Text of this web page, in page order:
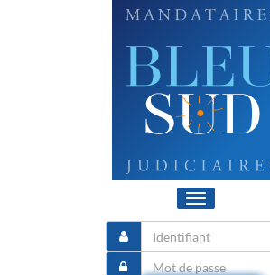
Toggle
navigation